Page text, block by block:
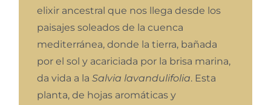
elixir ancestral que nos llega desde los
paisajes soleados de la cuenca
mediterránea, donde la tierra, bañada
por el sol y acariciada por la brisa marina,
da vida a la Salvia lavandulifolia. Esta
planta, de hojas aromáticas y